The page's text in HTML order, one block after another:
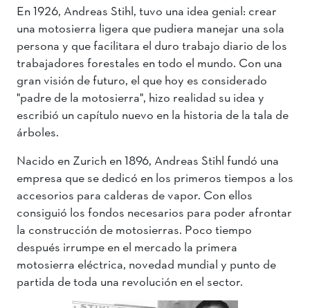
En 1926, Andreas Stihl, tuvo una idea genial: crear
una motosierra ligera que pudiera manejar una sola
persona y que facilitara el duro trabajo diario de los
trabajadores forestales en todo el mundo. Con una
gran visión de futuro, el que hoy es considerado
"padre de la motosierra", hizo realidad su idea y
escribió un capítulo nuevo en la historia de la tala de
árboles.
Nacido en Zurich en 1896, Andreas Stihl fundó una
empresa que se dedicó en los primeros tiempos a los
accesorios para calderas de vapor. Con ellos
consiguió los fondos necesarios para poder afrontar
la construcción de motosierras. Poco tiempo
después irrumpe en el mercado la primera
motosierra eléctrica, novedad mundial y punto de
partida de toda una revolución en el sector.